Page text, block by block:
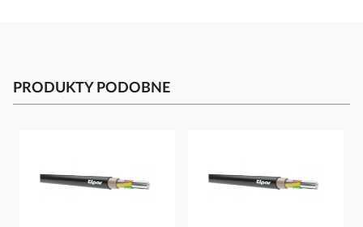
PRODUKTY PODOBNE